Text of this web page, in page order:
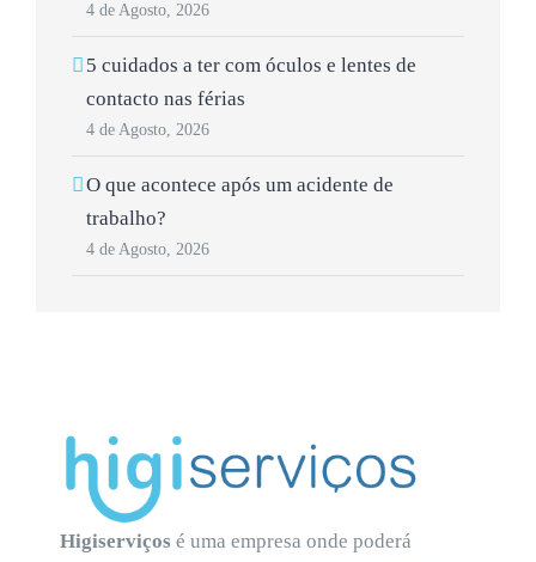
4 de Agosto, 2026
5 cuidados a ter com óculos e lentes de
contacto nas férias
4 de Agosto, 2026
O que acontece após um acidente de
trabalho?
4 de Agosto, 2026
Higiserviços é uma empresa onde poderá